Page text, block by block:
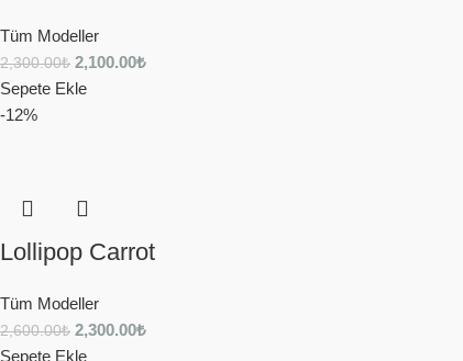
Tüm Modeller
2,300.00₺ 2,100.00₺
Sepete Ekle
-12%
Lollipop Carrot
Tüm Modeller
2,600.00₺ 2,300.00₺
Sepete Ekle